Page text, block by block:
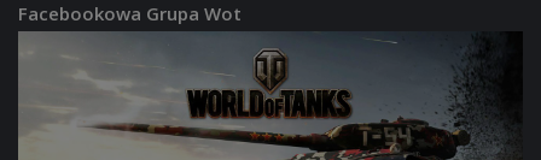
Facebookowa Grupa Wot